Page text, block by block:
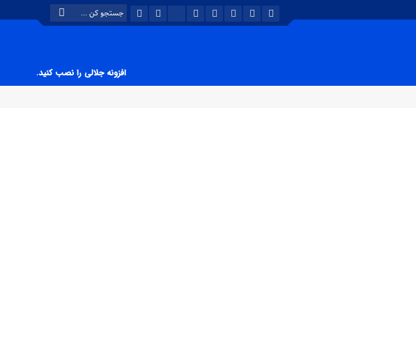
افزونه جلالی را نصب کنید.